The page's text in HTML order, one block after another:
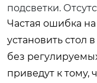
подсветки.
Частая ошибка
установить
без
приведут к тому,